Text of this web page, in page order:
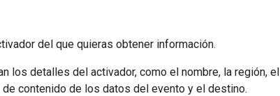
del que quieras obtener información.
los detalles del activador, como el nombre, la región, el
contenido de los datos del evento y el destino.